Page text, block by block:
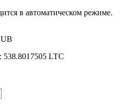
в автоматическом режиме.
538.8017505 LTC